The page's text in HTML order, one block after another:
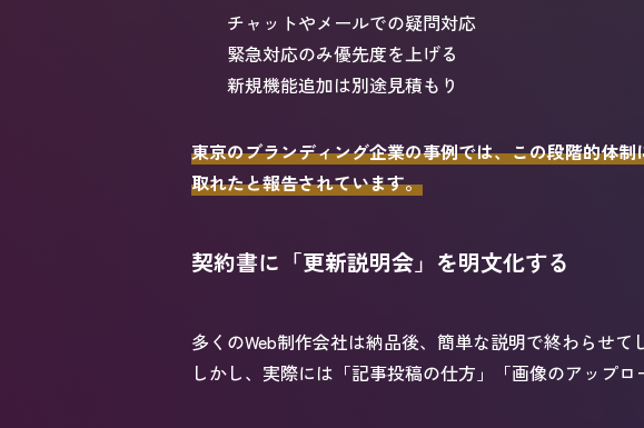
チャットやメールでの疑問対応
緊急対応のみ優先度を上げる
新規機能追加は別途見積もり
東京のブランディング企業の事例では、この段階的体
取れたと報告されています。
契約書に「更新説明会」を明文化する
多くのWeb制作会社は納品後、簡単な説明で終わらせて
しかし、実際には「記事投稿の仕方」「画像のアップ